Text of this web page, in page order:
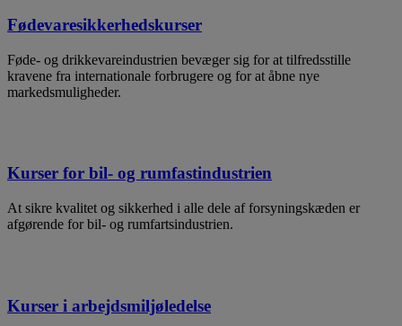
Fødevaresikkerhedskurser
Føde- og drikkevareindustrien bevæger sig for at tilfredsstille
kravene fra internationale forbrugere og for at åbne nye
markedsmuligheder.
Kurser for bil- og rumfastindustrien
At sikre kvalitet og sikkerhed i alle dele af forsyningskæden er
afgørende for bil- og rumfartsindustrien.
Kurser i arbejdsmiljøledelse